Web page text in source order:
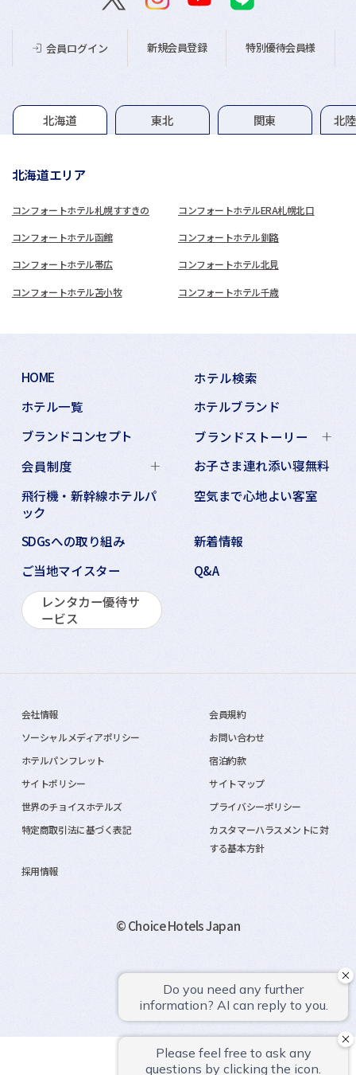
会員ログイン 新規会員登録 特別優待会員様
グループホテル一覧
北海道 東北 関東 北
北海道エリア
コンフォートホテル札幌すすきの コンフォートホテルERA札幌北口
コンフォートホテル函館 コンフォートホテル釧路
コンフォートホテル帯広 コンフォートホテル北見
コンフォートホテル苫小牧 コンフォートホテル千歳
HOME
ホテル検索
ホテル一覧
ホテルブランド
ブランドコンセプト
ブランドストーリー
会員制度
お子さま連れ添い寝無料
飛行機・新幹線ホテルパ
ック
空気まで心地よい客室
SDGsへの取り組み
新着情報
ご当地マイスター
Q&A
レンタカー優待サ
ービス
会社情報
会員規約
ソーシャルメディアポリシー
お問い合わせ
ホテルパンフレット
宿泊約款
サイトポリシー
サイトマップ
世界のチョイスホテルズ
プライバシーポリシー
特定商取引法に基づく表記
カスタマーハラスメントに対
する基本方針
採用情報
© Choice Hotels Japan